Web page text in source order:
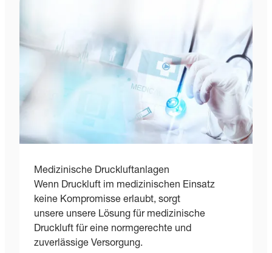
Medizinische Druckluftanlagen
Wenn Druckluft im medizinischen Einsatz
keine Kompromisse erlaubt, sorgt
unsere unsere Lösung für medizinische
Druckluft für eine normgerechte und
zuverlässige Versorgung.